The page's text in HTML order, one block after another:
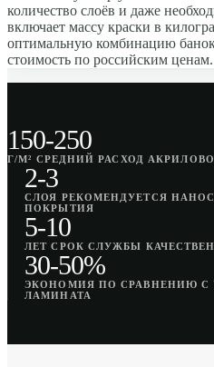
количество слоёв и даже
включает массу краски в
оптимальную комбинацию
стоимость по российским ценам.
150-250
Г/М² СРЕДНИЙ РАСХОД
2-3
СЛОЯ РЕКОМЕНДУЕТСЯ
ПОКРЫТИЯ
5-10
ЛЕТ СРОК СЛУЖБЫ
30-50%
ЭКОНОМИЯ ПО СРАВНЕНИЮ С
ЛАМИНАТА